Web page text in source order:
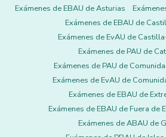
Exámenes de EBAU de Asturias
Exámenes de EBAU de
Exámenes de EvAU de
Exámenes de PAU de
Exámenes de PAU de
Exámenes de EvAU de
Exámenes de EBAU de
Exámenes de EBAU de Fuera de
Exámenes de ABAU de